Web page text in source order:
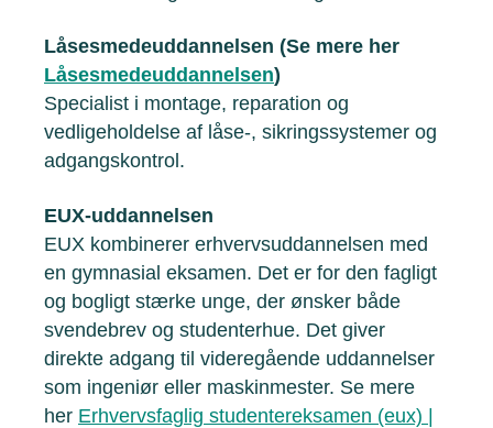
Låsesmedeuddannelsen (Se mere her
Låsesmedeuddannelsen)
Specialist i montage, reparation og
vedligeholdelse af låse-, sikringssystemer og
adgangskontrol.
EUX-uddannelsen
EUX kombinerer erhvervsuddannelsen med
en gymnasial eksamen. Det er for den fagligt
og bogligt stærke unge, der ønsker både
svendebrev og studenterhue. Det giver
direkte adgang til videregående uddannelser
som ingeniør eller maskinmester. Se mere
her Erhvervsfaglig studentereksamen (eux) |